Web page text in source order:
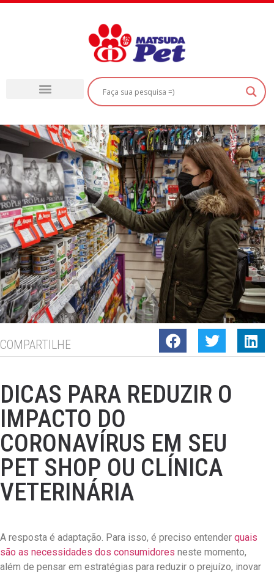
COMPARTILHE
DICAS PARA REDUZIR O
IMPACTO DO
CORONAVÍRUS EM SEU
PET SHOP OU CLÍNICA
VETERINÁRIA
A resposta é adaptação. Para isso, é preciso entender quais
são as necessidades dos consumidores neste momento,
além de pensar em estratégias para reduzir o prejuízo, inovar